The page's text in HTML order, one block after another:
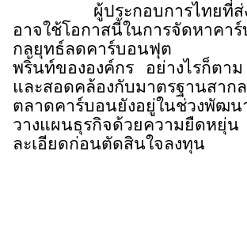
ผู้ประกอบการไทยที่
อาจใช้โอกาสนี้ในการจัดหาค
กลยุทธ์ลดคาร์บอนฟุต
พริ้นท์ขององค์กร อย่างไรก็ตา
และสอดคล้องกับมาตรฐานสา
ตลาดคาร์บอนยังอยู่ในช่วงพั
วางแผนธุรกิจด้วยความยืดหยุ่น
ละเอียดก่อนตัดสินใจลงทุน